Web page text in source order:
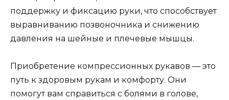
поддержку и фиксацию руки, что способствует
выравниванию позвоночника и снижению
давления на шейные и плечевые мышцы.
Приобретение компрессионных рукавов — это
путь к здоровым рукам и комфорту. Они
помогут вам справиться с болями в голове,